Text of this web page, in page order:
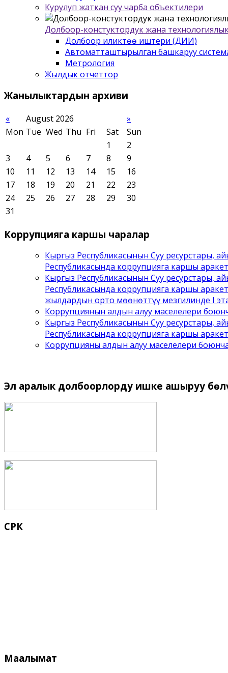
Курулуп жаткан суу чарба объектилери
Долбоор-констуктордук жана
Долбоор иликтѳѳ иштери (ДИИ)
Автоматташтырылган башкаруу
Метрология
Жылдык отчеттор
Жанылыктардын архиви
« August 2026
»
Mon Tue Wed Thu Fri Sat
Sun
1
2
3
4 5 6 7 8
9
10
11 12 13 14 15
16
17
18 19 20 21 22
23
24
25 26 27 28 29
30
31
Коррупцияга каршы чаралар
Кыргыз Республикасынын Суу ресурстары,
Республикасында коррупцияга каршы
Кыргыз Республикасынын Суу ресурстары,
Республикасында коррупцияга каршы
жылдардын орто мөөнөттүү мезгилинде I
Коррупциянын алдын алуу маселелери
Кыргыз Республикасынын Суу ресурстары,
Республикасында коррупцияга каршы
Коррупцияны алдын алуу маселелери
Эл аралык долбоорлорду ишке ашыруу
СРК
Маалымат